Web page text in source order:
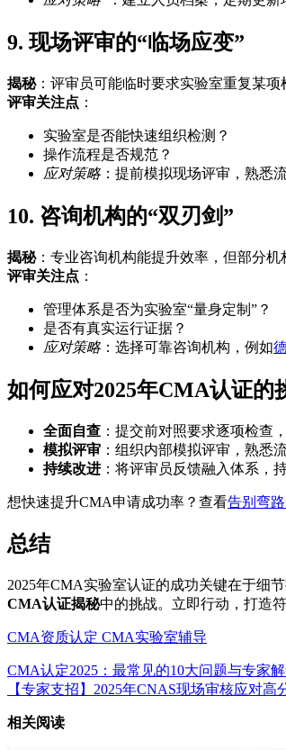
9. 现场评审的“临场应变”
揭秘：评审员可能临时要求实验室重复某项
评审关注点 ：
实验室是否能快速组织检测？
操作流程是否规范？
应对策略 ：提前模拟现场评审，熟悉
10. 咨询机构的“双刃剑”
揭秘：专业咨询机构能提升效率，但部分机
评审关注点 ：
管理体系是否为实验室“量身定制”？
是否有真实运行证据？
应对策略 ：选择可靠咨询机构，例如
如何应对2025年CMA认证的
全面自查 ：提交前对照要求逐项检查
模拟评审 ：组织内部模拟评审，熟悉
持续改进 ：将评审员反馈融入体系，
想快速提升CMA申请成功率？查看告别弯
总结
2025年CMA实验室认证的成功关键在于细
CMA认证揭秘中的挑战。立即行动，打造
CMA资质认定 CMA实验室辅导
CMA认定2025：最常见的10大问题与专家解
【专家支招】2025年CNAS现场审核应对高
相关阅读